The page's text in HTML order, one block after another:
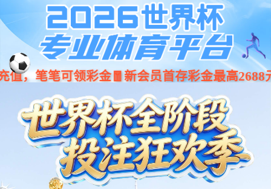
jiuyou.com·(中国区)官方网站
股票
代码 001266
风速